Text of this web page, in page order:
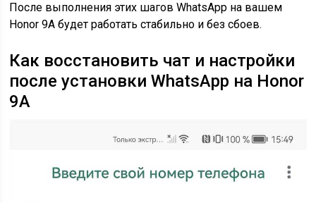
После выполнения этих шагов WhatsApp на вашем
Honor 9A будет работать стабильно и без сбоев.
Как восстановить чат и настройки
после установки WhatsApp на Honor
9A